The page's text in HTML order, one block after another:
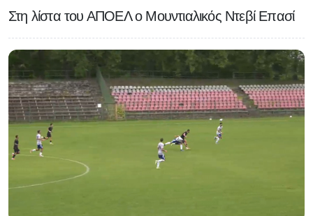
Στη λίστα του ΑΠΟΕΛ ο Μουντιαλικός Ντεβί Επασί